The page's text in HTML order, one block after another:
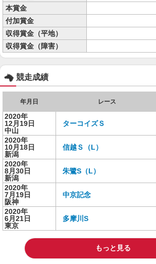
本賞金
付加賞金
収得賞金（平地）
収得賞金（障害）
競走成績
年月日 レース
2020年
12月19日
中山
ターコイズＳ
2020年
10月18日
新潟
信越Ｓ（L）
2020年
8月30日
新潟
朱鷺S（L）
2020年
7月19日
阪神
中京記念
2020年
6月21日
東京
多摩川S
もっと見る